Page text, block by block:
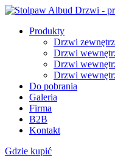
Produkty
Drzwi
Drzwi
Drzwi
Drzwi
Do pobrania
Galeria
Firma
B2B
Kontakt
Gdzie kupić